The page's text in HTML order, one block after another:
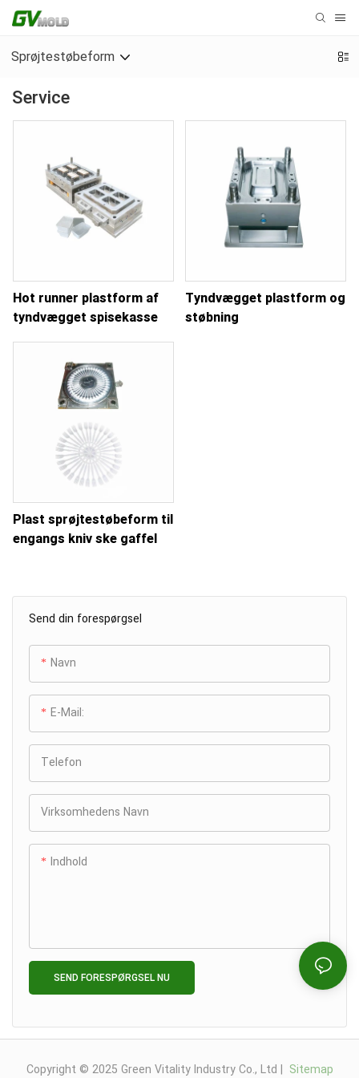
Sprøjtestøbeform
Service
Send din forespørgsel
Navn
E-Mail:
Telefon
Virksomhedens Navn
Indhold
SEND FORESPØRGSEL NU
Hot runner plastform af
tyndvægget spisekasse
Tyndvægget plastform og
støbning
Plast sprøjtestøbeform til
engangs kniv ske gaffel
Copyright © 2025 Green Vitality Industry Co., Ltd | Sitemap